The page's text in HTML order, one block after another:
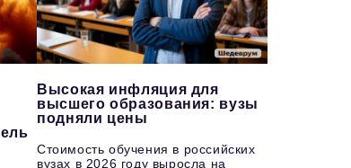
Высокая инфляция для
высшего образования: вузы
подняли цены
Стоимость обучения в российских
вузах в 2026 году выросла на